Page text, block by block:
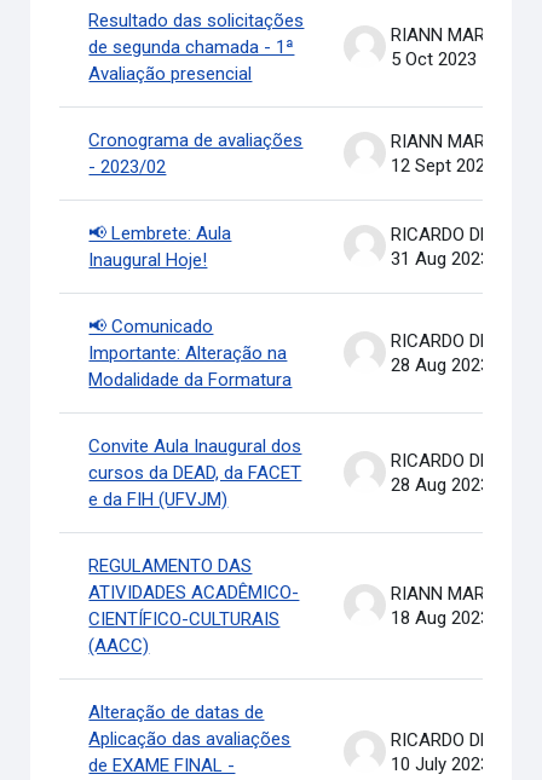
Resultado das solicitações
de segunda chamada - 1ª
Avaliação presencial
5 Oct 2023
Cronograma de avaliações
- 2023/02
12 Sept 2023
📢 Lembrete: Aula
Inaugural Hoje!
31 Aug 2023
📢 Comunicado
Importante: Alteração na
Modalidade da Formatura
28 Aug 2023
Convite Aula Inaugural dos
cursos da DEAD, da FACET
e da FIH (UFVJM)
28 Aug 2023
REGULAMENTO DAS
ATIVIDADES ACADÊMICO-
CIENTÍFICO-CULTURAIS
(AACC)
18 Aug 2023
Alteração de datas de
Aplicação das avaliações
de EXAME FINAL -
10 July 2023